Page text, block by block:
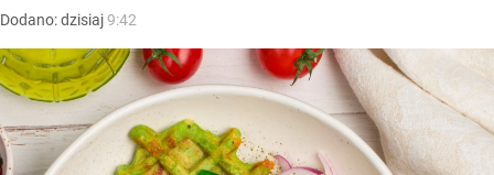
Dodano:dzisiaj9:42